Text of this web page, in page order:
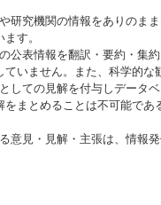
究機関の情報をありのま
す。
表情報を翻訳・要約・集
いません。また、科学的な
ての見解を付与しデータ
まとめることは不可能で
見・見解・主張は、情報